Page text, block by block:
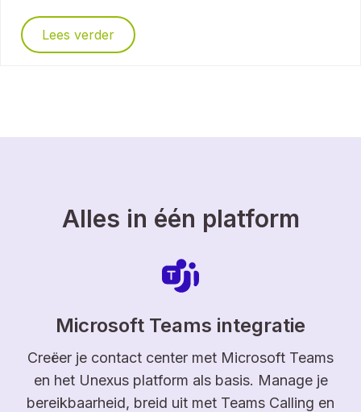
Lees verder
Alles in één platform
Microsoft Teams integratie
Creëer je contact center met Microsoft Teams
en het Unexus platform als basis. Manage je
bereikbaarheid, breid uit met Teams Calling en